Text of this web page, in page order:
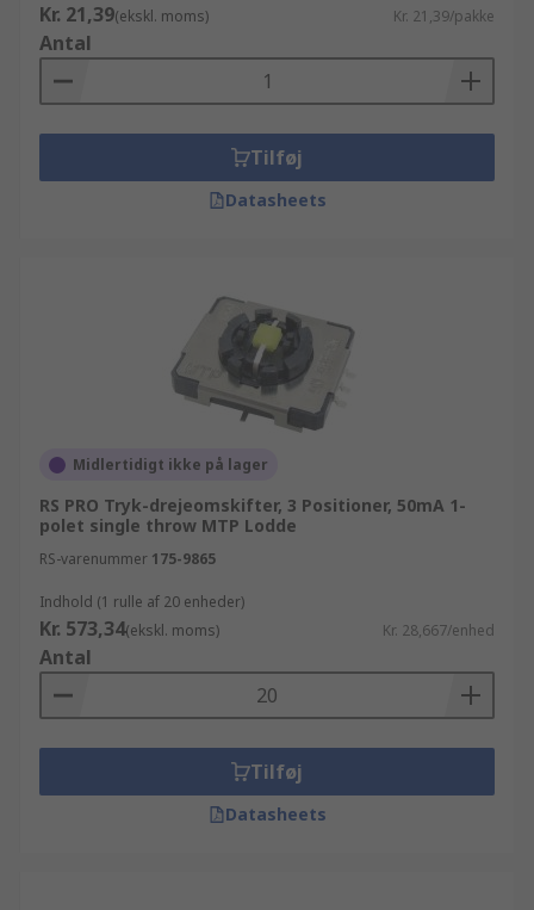
Kr. 21,39(ekskl. moms) Kr. 21,39/pakke
Antal
Tilføj
Datasheets
Midlertidigt ikke på lager
RS PRO Tryk-drejeomskifter, 3 Positioner, 50mA 1-
polet single throw MTP Lodde
RS-varenummer 175-9865
Indhold (1 rulle af 20 enheder)
Kr. 573,34(ekskl. moms) Kr. 28,667/enhed
Antal
Tilføj
Datasheets